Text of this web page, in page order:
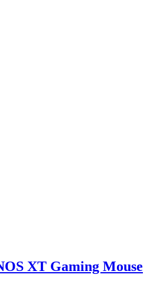
XT Gaming Mouse